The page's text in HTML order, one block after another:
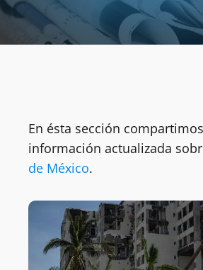
En ésta sección
información actualizada
de México.